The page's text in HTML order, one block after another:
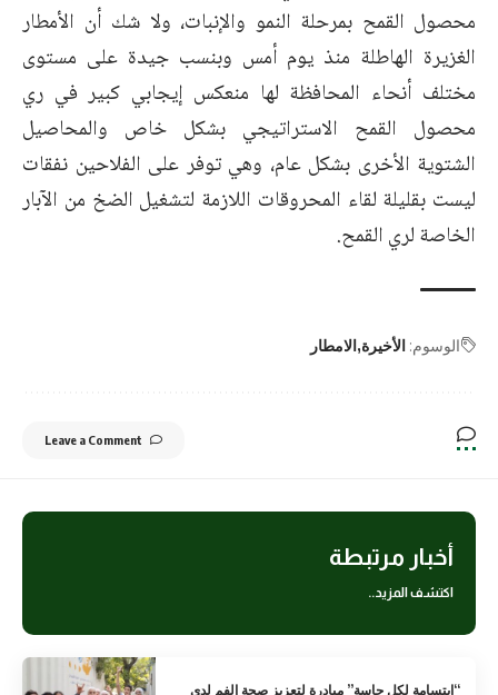
محصول القمح بمرحلة النمو والإنبات، ولا شك أن الأمطار
الغزيرة الهاطلة منذ يوم أمس وبنسب جيدة على مستوى
مختلف أنحاء المحافظة لها منعكس إيجابي كبير في ري
محصول القمح الاستراتيجي بشكل خاص والمحاصيل
الشتوية الأخرى بشكل عام، وهي توفر على الفلاحين نفقات
ليست بقليلة لقاء المحروقات اللازمة لتشغيل الضخ من الآبار
الخاصة لري القمح.
الوسوم: الأخيرة الامطار
Leave a Comment
أخبار مرتبطة
اكتشف المزيد..
“ابتسامة لكل حاسة” مبادرة لتعزيز صحة الفم لدى